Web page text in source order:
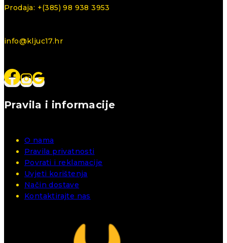
Prodaja: +(385) 98 938 3953
info@kljuc17.hr
Pravila i informacije
O nama
Pravila privatnosti
Povrati i reklamacije
Uvjeti korištenja
Način dostave
Kontaktirajte nas